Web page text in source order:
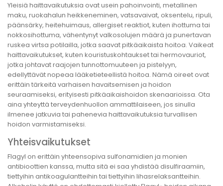
Yleisiä haittavaikutuksia ovat usein pahoinvointi, metallinen
maku, ruokahalun heikkeneminen, vatsavaivat, oksentelu, ripuli,
päänsärky, heitehuimaus, allergiset reaktiot, kuten ihottuma tai
nokkosihottuma, vähentynyt valkosolujen määrä ja punertavan
ruskea virtsa potilailla, jotka saavat pitkäaikaista hoitoa. Vaikeat
haittavaikutukset, kuten kouristuskohtaukset tai hermovauriot,
jotka johtavat raajojen tunnottomuuteen ja pistelyyn,
edellyttävät nopeaa lääketieteellistä hoitoa. Nämä oireet ovat
erittäin tärkeitä varhaisen havaitsemisen ja hoidon
seuraamiseksi, erityisesti pitkäaikaishoidon skenaarioissa. Ota
aina yhteyttä terveydenhuollon ammattilaiseen, jos sinulla
ilmenee jatkuvia tai pahenevia haittavaikutuksia turvallisen
hoidon varmistamiseksi.
Yhteisvaikutukset
Flagyl on erittäin yhteensopiva sulfonamidien ja monien
antibioottien kanssa, mutta sitä ei saa yhdistää disulfiraamiin,
tiettyihin antikoagulantteihin tai tiettyihin lihasrelaksantteihin.